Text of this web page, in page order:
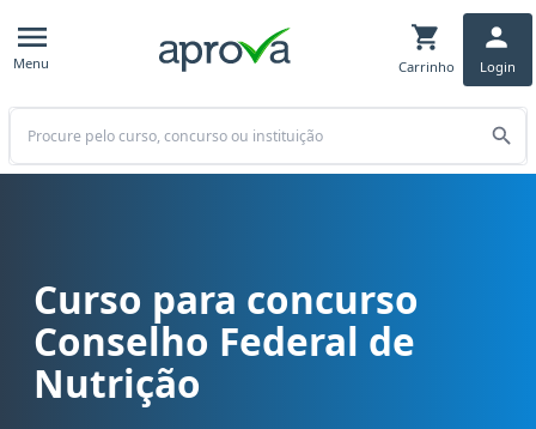
Menu Carrinho Login
Buscar
Curso para concurso CFN - Conselho Federal de Nutrição cargo
Curso para concurso
Conselho Federal de
Nutrição